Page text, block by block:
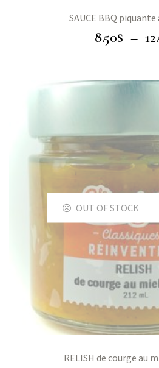
SAUCE BBQ
8.50$ –
OUT OF STOCK
RELISH de courge au